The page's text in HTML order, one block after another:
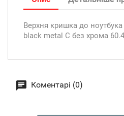
Верхня кришка до
black metal C без хрома
Коментарі (0)